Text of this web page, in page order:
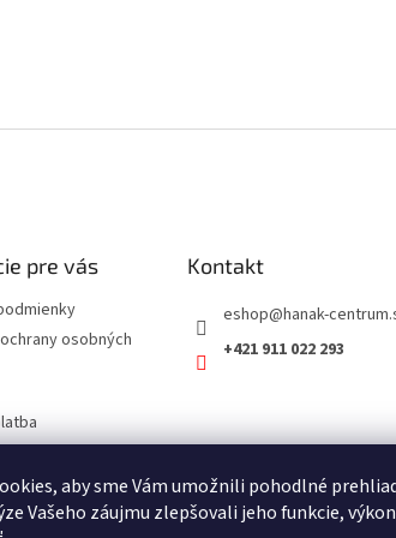
aby sme Vám umožnili pohodlné
Vašeho záujmu zlepšovali jeho funkcie,
pre vás
osobných
Kontakt
eshop@hanak-
+421 911 022 293